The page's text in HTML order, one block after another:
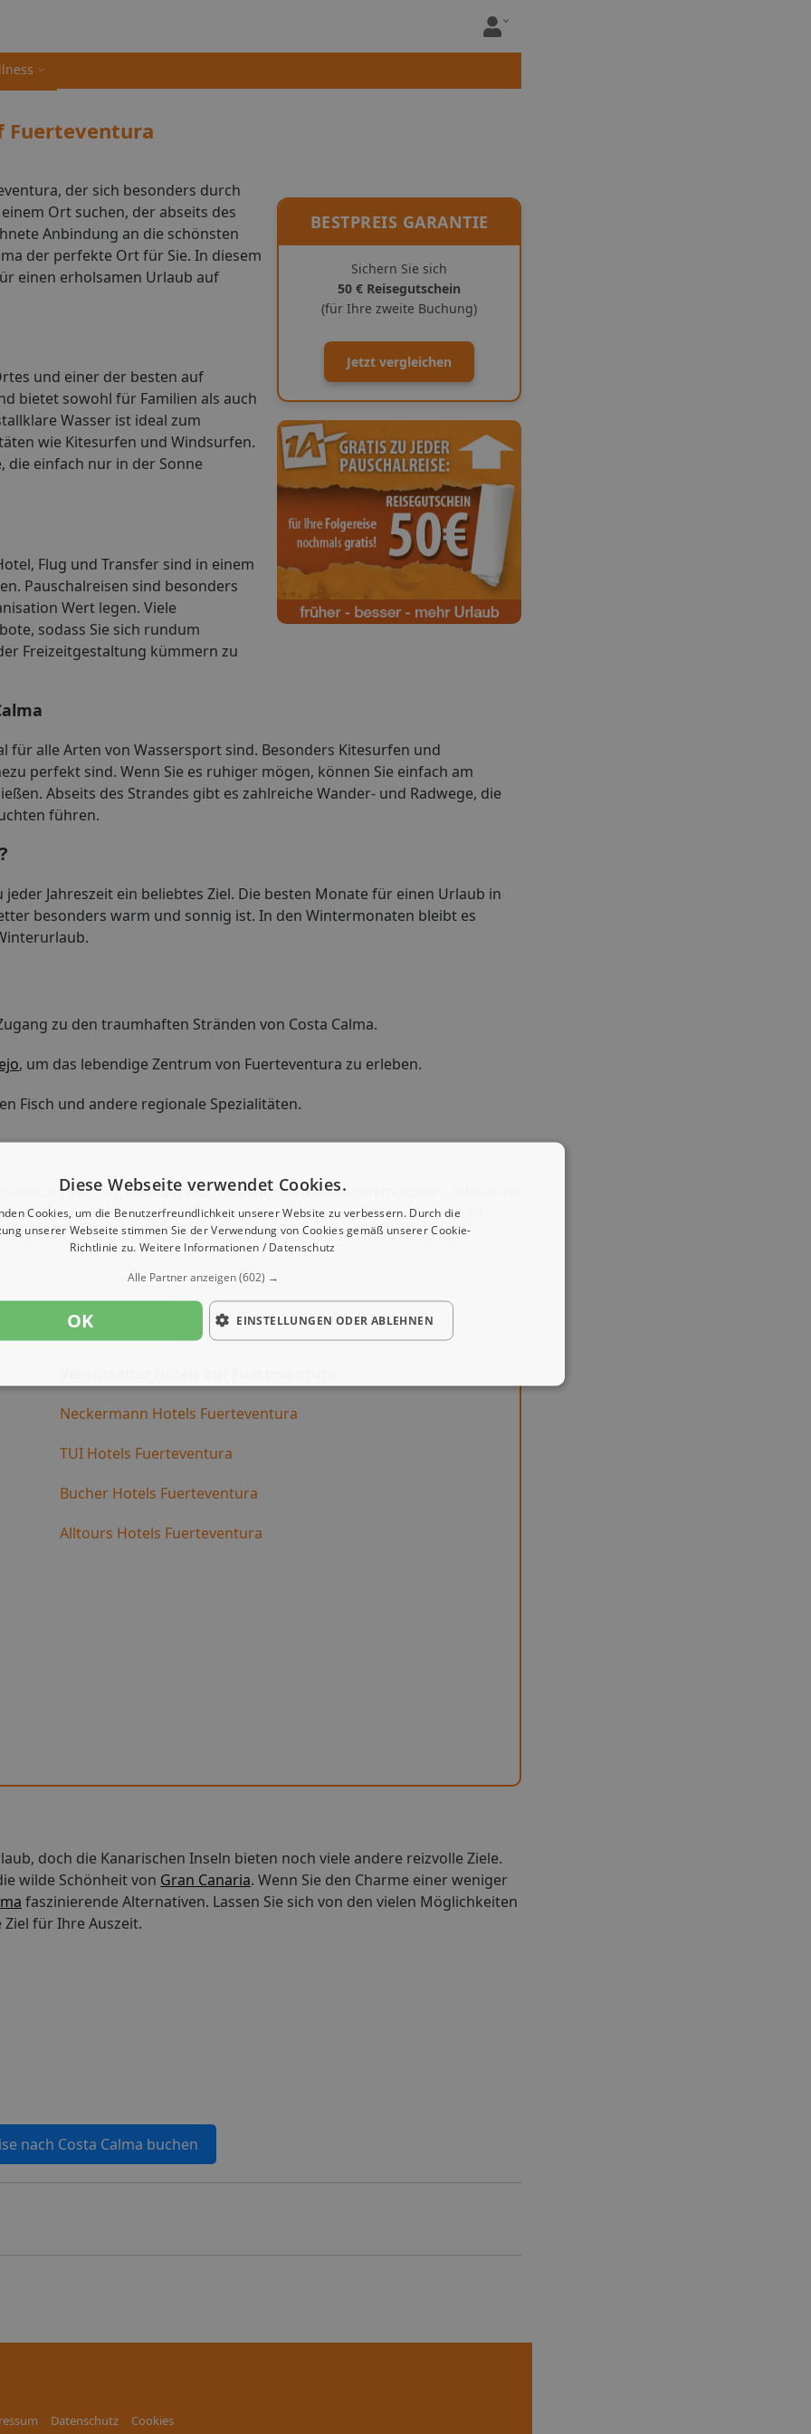
Fuerteventura
der sich besonders durch
Ort suchen, der abseits des
Anbindung an die schönsten
der perfekte Ort für Sie. In diesem
einen erholsamen Urlaub auf
und einer der besten auf
bietet sowohl für Familien als auch
Wasser ist ideal zum
wie Kitesurfen und Windsurfen.
die einfach nur in der Sonne
Flug und Transfer sind in einem
Pauschalreisen sind besonders
Wert legen. Viele
sodass Sie sich rundum
Freizeitgestaltung kümmern zu
BESTPREIS GARANTIE
Sichern Sie sich
50 € Reisegutschein
(für Ihre zweite Buchung)
Jetzt vergleichen
für alle Arten von Wassersport sind. Besonders Kitesurfen und
perfekt sind. Wenn Sie es ruhiger mögen, können Sie einfach am
Abseits des Strandes gibt es zahlreiche Wander- und Radwege, die
führen.
Jahreszeit ein beliebtes Ziel. Die besten Monate für einen Urlaub in
besonders warm und sonnig ist. In den Wintermonaten bleibt es
zu den traumhaften Stränden von Costa Calma.
, um das lebendige Zentrum von Fuerteventura zu erleben.
Fisch und andere regionale Spezialitäten.
suchen, aber dennoch die Möglichkeit haben möchten, zahlreiche
bieten Komfort und Erholung in einem, sodass Sie sich rundum
Costa Calma und genießen Sie einen unvergesslichen Urlaub auf
Neckermann Hotels Fuerteventura
TUI Hotels Fuerteventura
Bucher Hotels Fuerteventura
Alltours Hotels Fuerteventura
doch die Kanarischen Inseln bieten noch viele andere reizvolle Ziele.
wilde Schönheit von Gran Canaria. Wenn Sie den Charme einer weniger
faszinierende Alternativen. Lassen Sie sich von den vielen Möglichkeiten
für Ihre Auszeit.
nach Costa Calma buchen
Datenschutz Cookies
Diese Webseite verwendet Cookies.
Cookies, um die Benutzerfreundlichkeit unserer Website zu verbessern. Durch die
unserer Webseite stimmen Sie der Verwendung von Cookies gemäß unserer Cookie-
Richtlinie zu. Weitere Informationen / Datenschutz
Alle Partner anzeigen(602) →
OK EINSTELLUNGEN ODER ABLEHNEN